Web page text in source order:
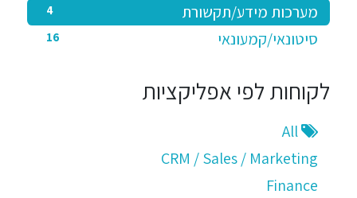
4 מערכות מידע/תקשורת
16 סיטונאי/קמעונאי
לקוחות לפי אפליקציות
All
CRM / Sales / Marketing
Finance